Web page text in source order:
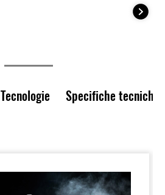
Tecnologie Specifiche tecniche